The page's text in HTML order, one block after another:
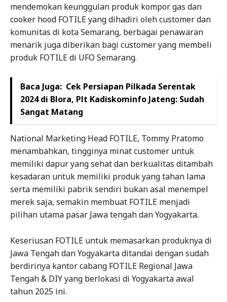
mendemokan keunggulan produk kompor gas dan
cooker hood FOTILE yang dihadiri oleh customer dan
komunitas di kota Semarang, berbagai penawaran
menarik juga diberikan bagi customer yang membeli
produk FOTILE di UFO Semarang.
Baca Juga: Cek Persiapan Pilkada Serentak
2024 di Blora, Plt Kadiskominfo Jateng: Sudah
Sangat Matang
National Marketing Head FOTILE, Tommy Pratomo
menambahkan, tingginya minat customer untuk
memiliki dapur yang sehat dan berkualitas ditambah
kesadaran untuk memiliki produk yang tahan lama
serta memiliki pabrik sendiri bukan asal menempel
merek saja, semakin membuat FOTILE menjadi
pilihan utama pasar Jawa tengah dan Yogyakarta.
Keseriusan FOTILE untuk memasarkan produknya di
Jawa Tengah dan Yogyakarta ditandai dengan sudah
berdirinya kantor cabang FOTILE Regional Jawa
Tengah & DIY yang berlokasi di Yogyakarta awal
tahun 2025 ini.